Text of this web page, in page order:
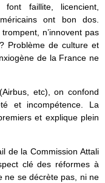
font faillite, licencient,
ont bon dos.
n’innovent pas
Problème de culture et
de la France ne
etc), on confond
et incompétence. La
et explique plein
de la Commission Attali
clé des réformes à
ne se décrète pas, ni ne